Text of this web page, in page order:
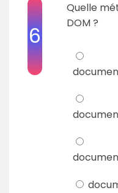
6
Quelle
DOM ?